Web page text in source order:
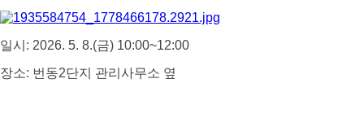
일시: 2026. 5. 8.(금) 10:00~12:00
장소: 번동2단지 관리사무소 옆